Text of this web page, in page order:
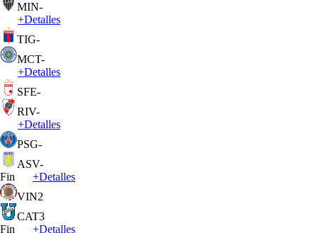
MIN-
+Detalles
TIG-
MCT-
+Detalles
SFE-
RIV-
+Detalles
PSG-
ASV-
Fin
+Detalles
VIN2
CAT3
Fin
+Detalles